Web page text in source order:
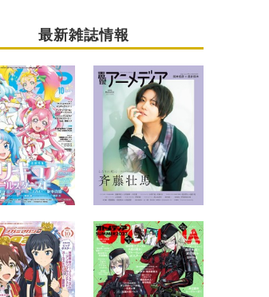
最新雑誌情報